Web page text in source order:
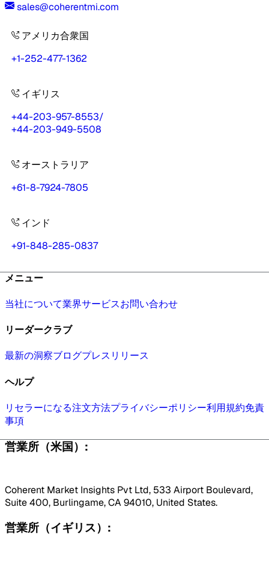
sales@coherentmi.com
アメリカ合衆国
+1-252-477-1362
イギリス
+44-203-957-8553/
+44-203-949-5508
オーストラリア
+61-8-7924-7805
インド
+91-848-285-0837
メニュー
当社について業界サービスお問い合わせ
リーダークラブ
最新の洞察ブログプレスリリース
ヘルプ
リセラーになる注文方法プライバシーポリシー利用規約免責
事項
営業所（米国）:
Coherent Market Insights Pvt Ltd, 533 Airport Boulevard,
Suite 400, Burlingame, CA 94010, United States.
営業所（イギリス）: